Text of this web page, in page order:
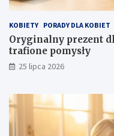
KOBIETY PORADY DLA KOBIET
Oryginalny prezent
trafione pomysły
25 lipca 2026